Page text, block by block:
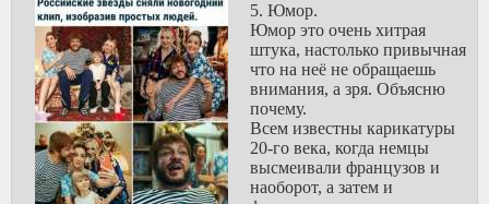
5. Юмор.
Юмор это очень хитрая
штука, настолько привычная
что на неё не обращаешь
внимания, а зря. Объясню
почему.
Всем известны карикатуры
20-го века, когда немцы
высмеивали французов и
наоборот, а затем и